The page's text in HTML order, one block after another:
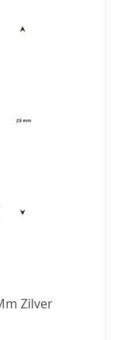
Zilver